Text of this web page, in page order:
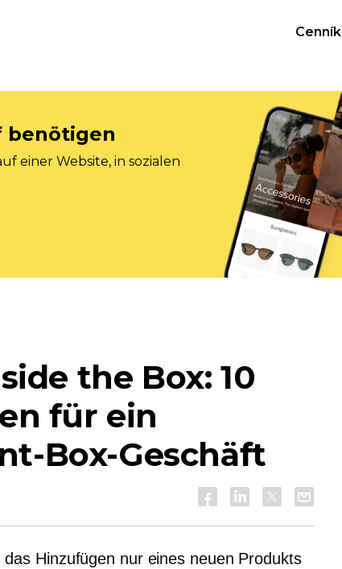
Cenník
benötigen
einer Website, in sozialen
the Box: 10
für ein
Box-Geschäft
Hinzufügen nur eines neuen Produkts